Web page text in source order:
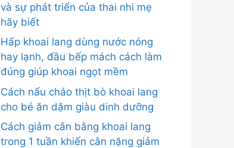
và sự phát triển của thai nhi mẹ
hãy biết
Hấp khoai lang dùng nước nóng
hay lạnh, đầu bếp mách cách làm
đúng giúp khoai ngọt mềm
Cách nấu cháo thịt bò khoai lang
cho bé ăn dặm giàu dinh dưỡng
Cách giảm cân bằng khoai lang
trong 1 tuần khiến cân nặng giảm